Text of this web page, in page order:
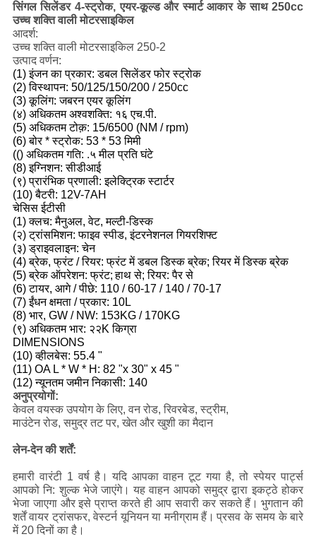
सिंगल सिलेंडर 4-स्ट्रोक, एयर-कूल्ड और स्मार्ट आकार के साथ 250cc
उच्च शक्ति वाली मोटरसाइकिल
आदर्श:
उच्च शक्ति वाली मोटरसाइकिल 250-2
उत्पाद वर्णन:
(1) इंजन का प्रकार: डबल सिलेंडर फोर स्ट्रोक
(2) विस्थापन: 50/125/150/200 / 250cc
(3) कूलिंग: जबरन एयर कूलिंग
(४) अधिकतम अश्वशक्ति: १६ एच.पी.
(5) अधिकतम टोक़: 15/6500 (NM / rpm)
(6) बोर * स्ट्रोक: 53 * 53 मिमी
(() अधिकतम गति: .५ मील प्रति घंटे
(8) इग्निशन: सीडीआई
(९) प्रारंभिक प्रणाली: इलेक्ट्रिक स्टार्टर
(10) बैटरी: 12V-7AH
चेसिस ईटीसी
(1) क्लच: मैनुअल, वेट, मल्टी-डिस्क
(२) ट्रांसमिशन: फाइव स्पीड, इंटरनेशनल गियरशिफ्ट
(३) ड्राइवलाइन: चेन
(4) ब्रेक, फ्रंट / रियर: फ्रंट में डबल डिस्क ब्रेक; रियर में डिस्क ब्रेक
(5) ब्रेक ऑपरेशन: फ्रंट; हाथ से; रियर: पैर से
(6) टायर, आगे / पीछे: 110 / 60-17 / 140 / 70-17
(7) ईंधन क्षमता / प्रकार: 10L
(8) भार, GW / NW: 153KG / 170KG
(९) अधिकतम भार: २२K किग्रा
DIMENSIONS
(10) व्हीलबेस: 55.4 "
(11) OA L * W * H: 82 "x 30" x 45 "
(12) न्यूनतम जमीन निकासी: 140
अनुप्रयोगों:
केवल वयस्क उपयोग के लिए, वन रोड, रिवरबेड, स्ट्रीम,
माउंटेन रोड, समुद्र तट पर, खेत और खुशी का मैदान
लेन-देन की शर्तें:
हमारी वारंटी 1 वर्ष है। यदि आपका वाहन टूट गया है, तो स्पेयर पार्ट्स
आपको नि: शुल्क भेजे जाएंगे। यह वाहन आपको समुद्र द्वारा इकट्ठे होकर
भेजा जाएगा और इसे प्राप्त करते ही आप सवारी कर सकते हैं। भुगतान की
शर्तें वायर ट्रांसफर, वेस्टर्न यूनियन या मनीग्राम हैं। प्रसव के समय के बारे
में 20 दिनों का है।